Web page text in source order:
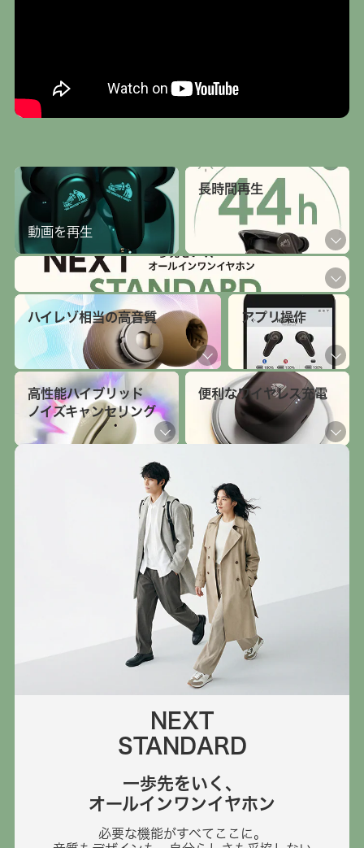
動画を再生
長時間再生
ハイレゾ相当の高音質 アプリ操作
高性能ハイブリッド
ノイズキャンセリング
便利なワイヤレス充電
NEXT
STANDARD
一歩先をいく、
オールインワンイヤホン
必要な機能がすべてここに。